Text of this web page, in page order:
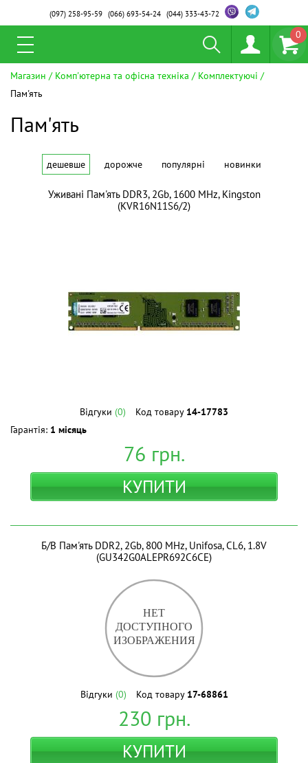
(097)258-95-59 (066)693-54-24 (044)333-43-72
0
Магазин Комп'ютерна та офісна техніка
Комплектуючі
Пам'ять
Пам'ять
дешевше дорожче популярні новинки
Уживані Пам'ять DDR3, 2Gb, 1600 MHz, Kingston
(KVR16N11S6/2)
Відгуки (0) Код товару 14-17783
Гарантія: 1 місяць
76 грн.
КУПИТИ
Б/В Пам'ять DDR2, 2Gb, 800 MHz, Unifosa, CL6, 1.8V
(GU342G0ALEPR692C6CE)
Відгуки (0) Код товару 17-68861
230 грн.
КУПИТИ